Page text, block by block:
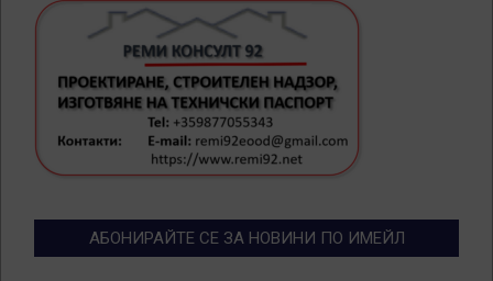
АБОНИРАЙТЕ СЕ ЗА НОВИНИ ПО ИМЕЙЛ